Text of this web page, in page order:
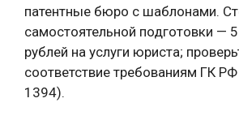
патентные бюро с шаблонами.
самостоятельной подготовки —
рублей на услуги юриста;
соответствие требованиям ГК
1394).